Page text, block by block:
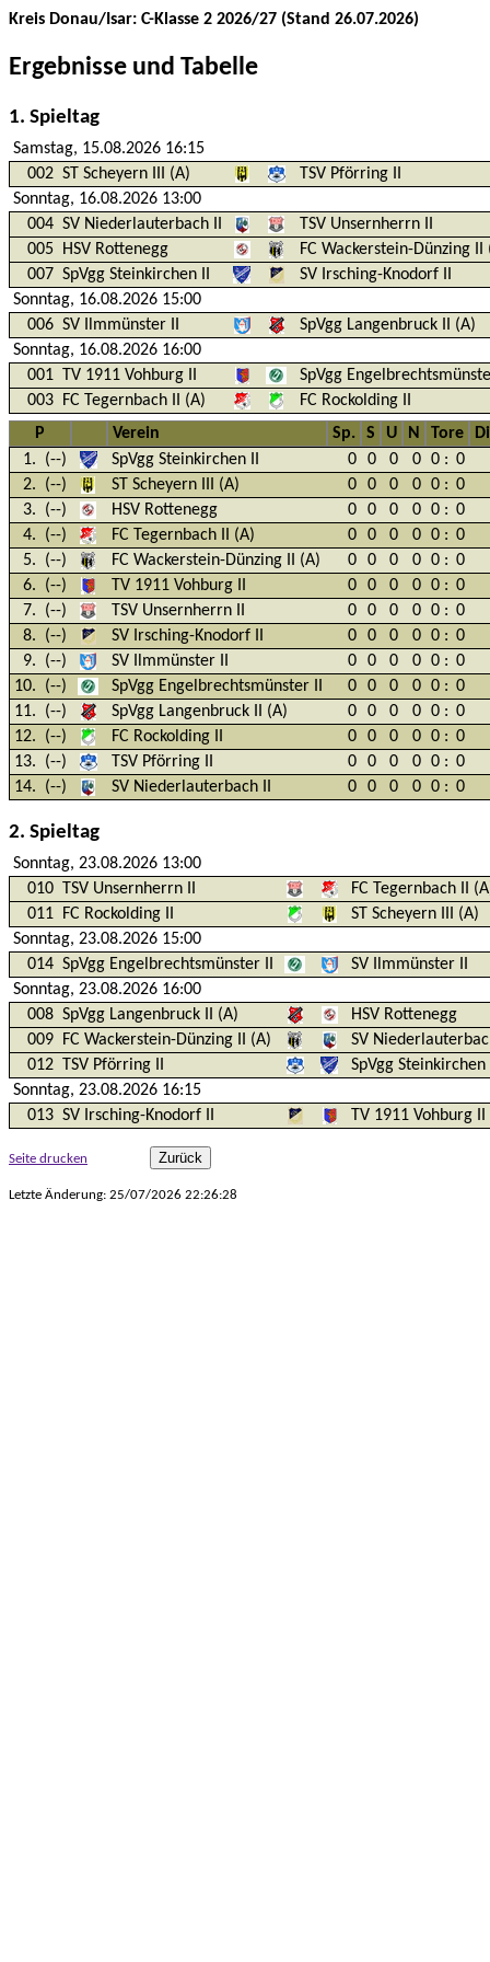
Kreis Donau/Isar: C-Klasse 2 2026/27 (Stand 26.07.2026)
Ergebnisse und Tabelle
1. Spieltag
Samstag, 15.08.2026 16:15
002 ST Scheyern III (A)
TSV Pförring II
Sonntag, 16.08.2026 13:00
004 SV Niederlauterbach II
TSV Unsernherrn II
005
HSV Rottenegg
FC Wackerstein-Dünzing II
007 SpVgg Steinkirchen II
SV Irsching-Knodorf II
Sonntag, 16.08.2026 15:00
006 SV Ilmmünster II
SpVgg Langenbruck II (A)
Sonntag, 16.08.2026 16:00
001 TV 1911 Vohburg II
SpVgg
003
FC Tegernbach II (A)
FC Rockolding II
P
Verein Sp. S U N Tore
1.
(--) SpVgg Steinkirchen II 0 0 0 0 0 : 0
2.
(--) ST Scheyern III (A) 0 0 0 0 0 : 0
3.
(--) HSV Rottenegg 0 0 0 0 0 : 0
4.
(--) FC Tegernbach II (A) 0 0 0 0 0 : 0
5.
(--) FC Wackerstein-Dünzing II (A) 0 0 0 0 0 : 0
6.
(--) TV 1911 Vohburg II 0 0 0 0 0 : 0
7.
(--) TSV Unsernherrn II 0 0 0 0 0 : 0
8.
(--) SV Irsching-Knodorf II 0 0 0 0 0 : 0
9.
(--) SV Ilmmünster II 0 0 0 0 0 : 0
10.
(--) SpVgg Engelbrechtsmünster II 0 0 0 0 0 : 0
11.
(--) SpVgg Langenbruck II (A) 0 0 0 0 0 : 0
12.
(--) FC Rockolding II 0 0 0 0 0 : 0
13.
(--) TSV Pförring II 0 0 0 0 0 : 0
14.
(--) SV Niederlauterbach II 0 0 0 0 0 : 0
2. Spieltag
Sonntag, 23.08.2026 13:00
010 TSV Unsernherrn II
FC Tegernbach II
011 FC Rockolding II
ST Scheyern III (A)
Sonntag, 23.08.2026 15:00
014 SpVgg Engelbrechtsmünster II
SV Ilmmünster II
Sonntag, 23.08.2026 16:00
008 SpVgg Langenbruck II (A)
HSV Rottenegg
009 FC Wackerstein-Dünzing II (A)
SV
012 TSV Pförring II
SpVgg Steinkirchen
Sonntag, 23.08.2026 16:15
013 SV Irsching-Knodorf II TV 1911 Vohburg II
Seite drucken
Letzte Änderung: 25/07/2026 22:26:28